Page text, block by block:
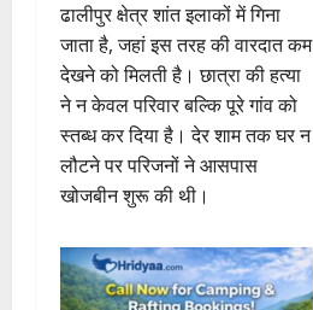
ढालीपुर क्षेत्र शांत इलाकों में गिना
जाता है, जहां इस तरह की वारदात कम
देखने को मिलती है। छात्रा की हत्या
ने न केवल परिवार बल्कि पूरे गांव को
स्तब्ध कर दिया है। देर शाम तक घर न
लौटने पर परिजनों ने आसपास
खोजबीन शुरू की थी।